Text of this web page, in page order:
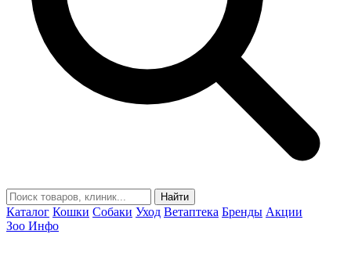
Найти
Каталог Кошки Собаки Уход Ветаптека Бренды Акции
Зоо Инфо